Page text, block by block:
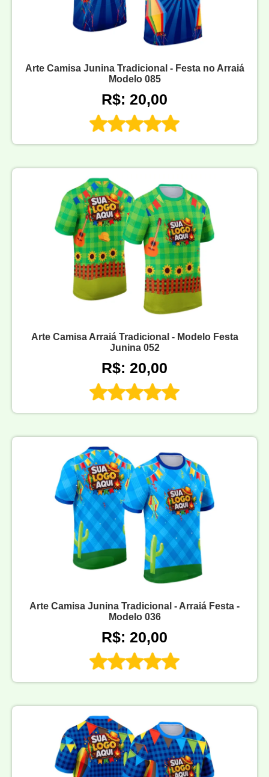
Arte Camisa Junina Tradicional - Festa no Arraiá
Modelo 085
R$: 20,00
Arte Camisa Arraiá Tradicional - Modelo Festa
Junina 052
R$: 20,00
Arte Camisa Junina Tradicional - Arraiá Festa -
Modelo 036
R$: 20,00